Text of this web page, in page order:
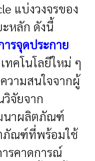
แบ่งวงจรของ
ะหลัก ดังนี้
รจุดประกาย
ทคโนโลยีใหม่ ๆ
วามสนใจจากผู้
จัยจาก
นาผลิตภัณฑ์
ภัณฑ์ที่พร้อมใช้
รคาดการณ์